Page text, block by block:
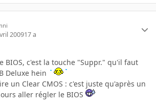
200917 a
BIOS, c'est la touche "Suppr." qu'il faut
Deluxe hein
un Clear CMOS : c'est juste qu'après un
aller régler le BIOS